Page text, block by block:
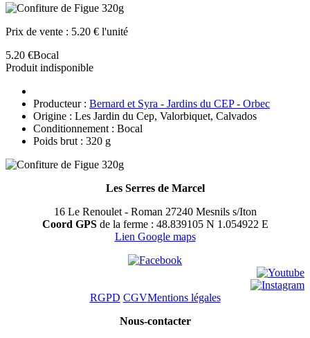
Prix de vente : 5.20 € l'unité
5.20 €Bocal
Produit indisponible
Producteur : Bernard et Syra - Jardins du CEP - Orbec
Origine : Les Jardin du Cep, Valorbiquet, Calvados
Conditionnement : Bocal
Poids brut : 320 g
Les Serres de Marcel
16 Le Renoulet - Roman 27240 Mesnils s/Iton
Coord GPSde la ferme : 48.839105 N 1.054922 E
Lien Google maps
RGPD CGVMentions légales
Nous-contacter